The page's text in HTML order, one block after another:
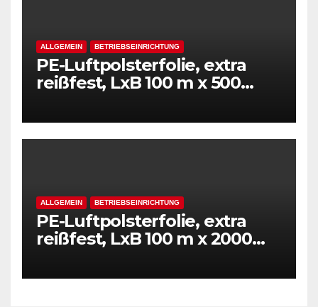
ALLGEMEIN BETRIEBSEINRICHTUNG
PE-Luftpolsterfolie, extra
reißfest, LxB 100 m x 500
Folie, transparent
ALLGEMEIN BETRIEBSEINRICHTUNG
PE-Luftpolsterfolie, extra
reißfest, LxB 100 m x 2000
Folie, transparent